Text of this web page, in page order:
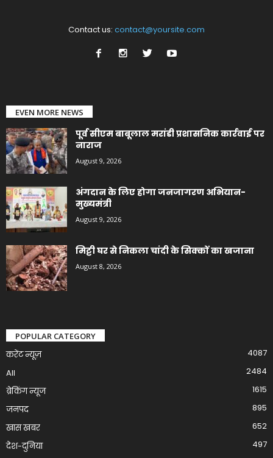
Contact us: contact@yoursite.com
EVEN MORE NEWS
पूर्व सीएम बाबूलाल मरांडी प्रशासनिक कार्रवाई पर
नाराज
August 9, 2026
अंगदान के लिए होगा जनजागरण अभियान-
मुख्यमंत्री
August 9, 2026
मिट्टी घर से निकला चांदी के सिक्कों का खजाना
August 8, 2026
POPULAR CATEGORY
करेंट न्यूज़
4087
All
2484
ब्रेकिंग न्यूज
1615
जनपद
895
खास खबर
652
देश-दुनिया
497